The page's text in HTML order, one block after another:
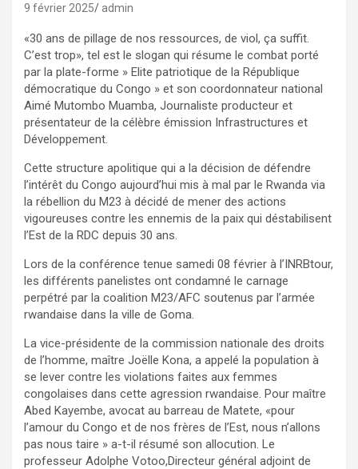
9 février 2025 admin
«30 ans de pillage de nos ressources, de viol, ça suffit.
C’est trop», tel est le slogan qui résume le combat porté
par la plate-forme » Elite patriotique de la République
démocratique du Congo » et son coordonnateur national
Aimé Mutombo Muamba, Journaliste producteur et
présentateur de la célèbre émission Infrastructures et
Développement.
Cette structure apolitique qui a la décision de défendre
l’intérêt du Congo aujourd’hui mis à mal par le Rwanda via
la rébellion du M23 à décidé de mener des actions
vigoureuses contre les ennemis de la paix qui déstabilisent
l’Est de la RDC depuis 30 ans.
Lors de la conférence tenue samedi 08 février à l’INRBtour,
les différents panelistes ont condamné le carnage
perpétré par la coalition M23/AFC soutenus par l’armée
rwandaise dans la ville de Goma.
La vice-présidente de la commission nationale des droits
de l’homme, maître Joëlle Kona, a appelé la population à
se lever contre les violations faites aux femmes
congolaises dans cette agression rwandaise. Pour maître
Abed Kayembe, avocat au barreau de Matete, «pour
l’amour du Congo et de nos frères de l’Est, nous n’allons
pas nous taire » a-t-il résumé son allocution. Le
professeur Adolphe Votoo,Directeur général adjoint de